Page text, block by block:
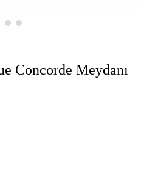
Concorde Meydanı